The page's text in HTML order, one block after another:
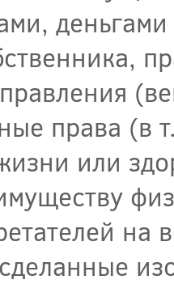
права
или
на